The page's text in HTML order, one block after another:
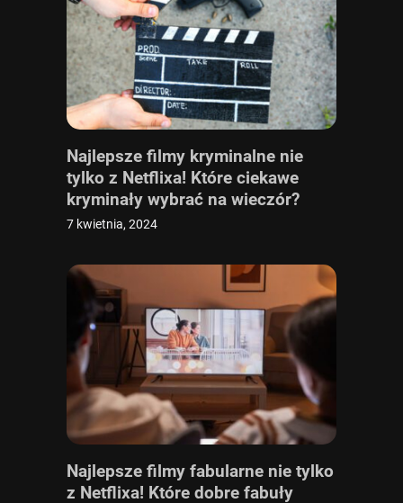
Najlepsze filmy kryminalne nie
tylko z Netflixa! Które ciekawe
kryminały wybrać na wieczór?
Ranking 10 najlepszych [TOP 10]
7 kwietnia, 2024
Najlepsze filmy fabularne nie tylko
z Netflixa! Które dobre fabuły